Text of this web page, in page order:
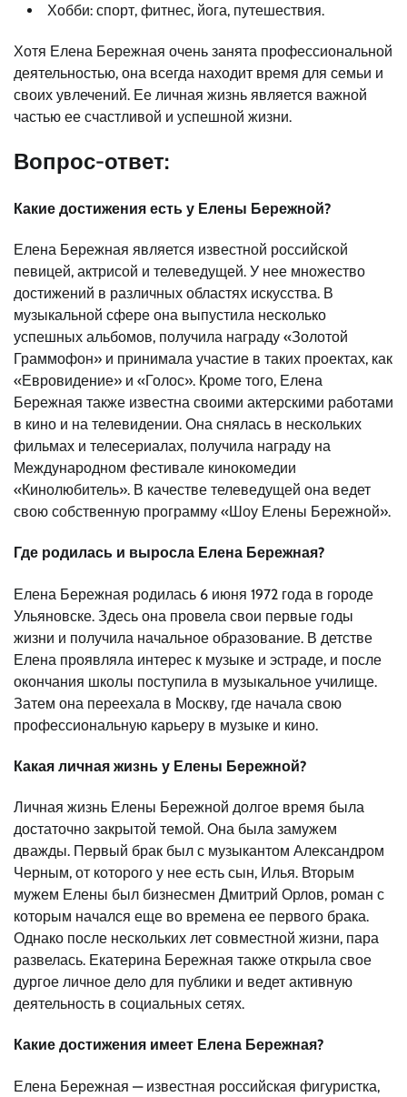
Хобби: спорт, фитнес, йога, путешествия.
Хотя Елена Бережная очень занята профессиональной
деятельностью, она всегда находит время для семьи и
своих увлечений. Ее личная жизнь является важной
частью ее счастливой и успешной жизни.
Вопрос-ответ:
Какие достижения есть у Елены Бережной?
Елена Бережная является известной российской
певицей, актрисой и телеведущей. У нее множество
достижений в различных областях искусства. В
музыкальной сфере она выпустила несколько
успешных альбомов, получила награду «Золотой
Граммофон» и принимала участие в таких проектах, как
«Евровидение» и «Голос». Кроме того, Елена
Бережная также известна своими актерскими работами
в кино и на телевидении. Она снялась в нескольких
фильмах и телесериалах, получила награду на
Международном фестивале кинокомедии
«Кинолюбитель». В качестве телеведущей она ведет
свою собственную программу «Шоу Елены Бережной».
Где родилась и выросла Елена Бережная?
Елена Бережная родилась 6 июня 1972 года в городе
Ульяновске. Здесь она провела свои первые годы
жизни и получила начальное образование. В детстве
Елена проявляла интерес к музыке и эстраде, и после
окончания школы поступила в музыкальное училище.
Затем она переехала в Москву, где начала свою
профессиональную карьеру в музыке и кино.
Какая личная жизнь у Елены Бережной?
Личная жизнь Елены Бережной долгое время была
достаточно закрытой темой. Она была замужем
дважды. Первый брак был с музыкантом Александром
Черным, от которого у нее есть сын, Илья. Вторым
мужем Елены был бизнесмен Дмитрий Орлов, роман с
которым начался еще во времена ее первого брака.
Однако после нескольких лет совместной жизни, пара
развелась. Екатерина Бережная также открыла свое
дургое личное дело для публики и ведет активную
деятельность в социальных сетях.
Какие достижения имеет Елена Бережная?
Елена Бережная — известная российская фигуристка,